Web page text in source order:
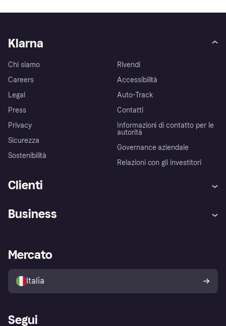
Klarna
Chi siamo
Careers
Legal
Press
Privacy
Sicurezza
Sostenibilità
Rivendi
Accessibilità
Auto-Track
Contatti
Informazioni di contatto per le
autorità
Governance aziendale
Relazioni con gli investitori
Clienti
Assistenza
Esplora i negozi
Politica di protezione
dell'acquirente Klarna
Business
Accesso aziende
Mercato
Italia
Segui